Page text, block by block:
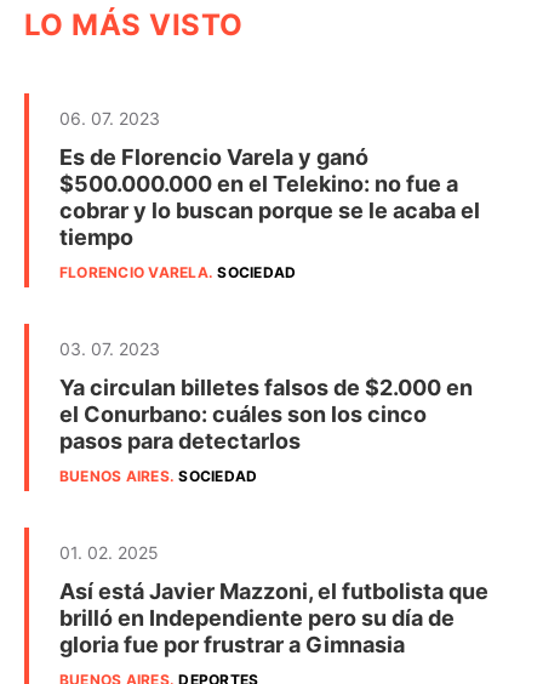
LO MÁS VISTO
06. 07. 2023
Es de Florencio Varela y ganó
$500.000.000 en el Telekino: no fue a
cobrar y lo buscan porque se le acaba el
tiempo
FLORENCIO VARELA.SOCIEDAD
03. 07. 2023
Ya circulan billetes falsos de $2.000 en
el Conurbano: cuáles son los cinco
pasos para detectarlos
BUENOS AIRES.SOCIEDAD
01. 02. 2025
Así está Javier Mazzoni, el futbolista que
brilló en Independiente pero su día de
gloria fue por frustrar a Gimnasia
BUENOS AIRES.DEPORTES